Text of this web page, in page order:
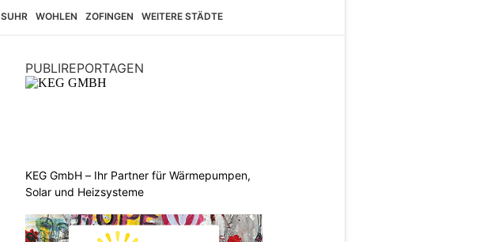
SUHR WOHLEN ZOFINGEN WEITERE STÄDTE
PUBLIREPORTAGEN
KEG GmbH – Ihr Partner für Wärmepumpen,
Solar und Heizsysteme